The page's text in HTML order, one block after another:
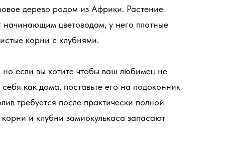
дерево родом из Африки. Растение
начинающим цветоводам, у него плотные
корни с клубнями.
но если вы хотите чтобы ваш любимец не
себя как дома, поставьте его на подоконник
требуется после практически полной
и клубни замиокулькаса запасают